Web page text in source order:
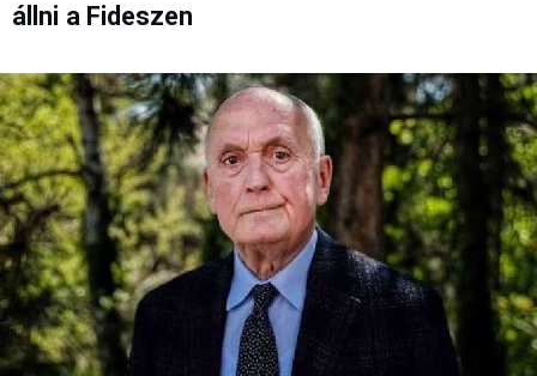
állni a Fideszen